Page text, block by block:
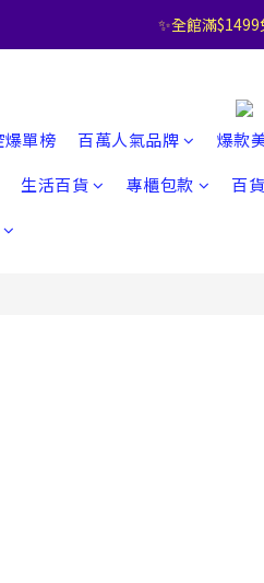
✨全館滿$1499
爆單榜 百萬人氣品牌 爆款
生活百貨
專櫃包款 百